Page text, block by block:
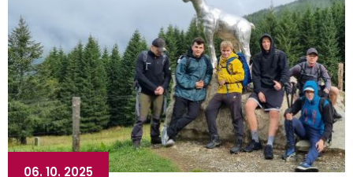
06. 10. 2025